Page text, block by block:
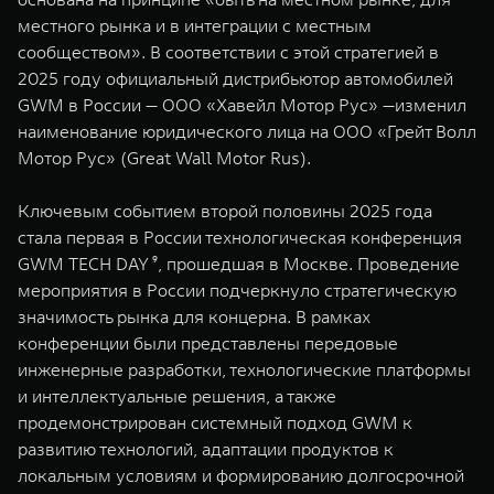
местного рынка и в интеграции с местным
сообществом». В соответствии с этой стратегией в
2025 году официальный дистрибьютор автомобилей
GWM в России — ООО «Хавейл Мотор Рус» —изменил
наименование юридического лица на ООО «Грейт Волл
Мотор Рус» (Great Wall Motor Rus).
Ключевым событием второй половины 2025 года
стала первая в России технологическая конференция
GWM TECH DAY ⁹, прошедшая в Москве. Проведение
мероприятия в России подчеркнуло стратегическую
значимость рынка для концерна. В рамках
конференции были представлены передовые
инженерные разработки, технологические платформы
и интеллектуальные решения, а также
продемонстрирован системный подход GWM к
развитию технологий, адаптации продуктов к
локальным условиям и формированию долгосрочной